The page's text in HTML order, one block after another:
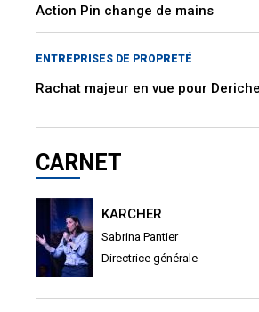
Action Pin change de mains
ENTREPRISES DE PROPRETÉ
Rachat majeur en vue pour
CARNET
KARCHER
Sabrina Pantier
Directrice générale